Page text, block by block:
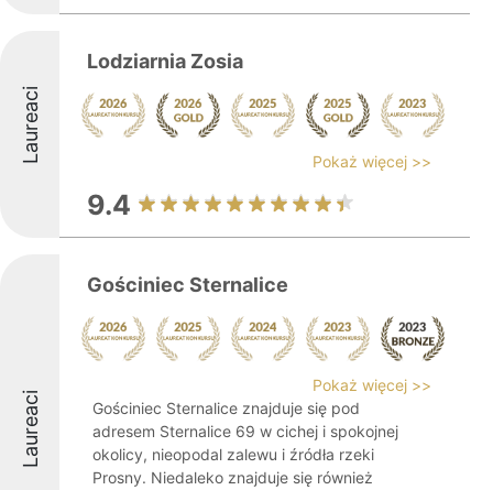
Laureaci
Lodziarnia Zosia
Pokaż więcej >>
9.4
Laureaci
Gościniec Sternalice
Pokaż więcej >>
Gościniec Sternalice znajduje się pod
adresem Sternalice 69 w cichej i spokojnej
okolicy, nieopodal zalewu i źródła rzeki
Prosny. Niedaleko znajduje się również